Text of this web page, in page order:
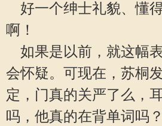
好一个绅士礼貌、懂
啊！
如果是以前，就这幅
会怀疑。可现在，苏桐
定，门真的关严了么，
吗，他真的在背单词吗？